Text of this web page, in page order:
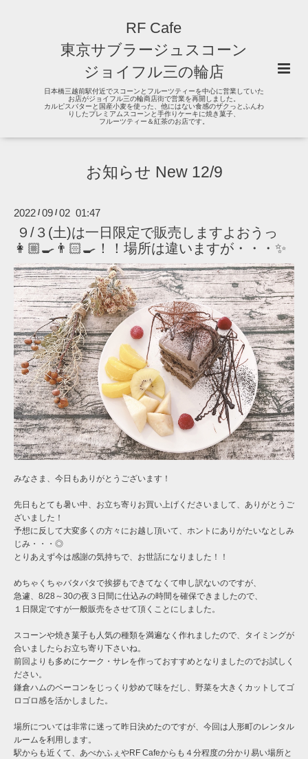
RF Cafe
東京サブラージュスコーン
ジョイフル三の輪店
日本橋三越前駅付近でスコーンとフルーツティーを中心に営業していた
お店がジョイフル三の輪商店街で営業を再開しました。
カルピスバターと国産小麦を使った、他にはない食感のザクっとふんわ
りしたプレミアムスコーンと手作りケーキに焼き菓子、
フルーツティー＆紅茶のお店です。
お知らせ New 12/9
2022 / 09 / 02 01:47
９/３(土)は一日限定で販売しますよおうっ
👩🏼‍🍳👨🏻‍🍳！！場所は違いますが・・・✨
みなさま、今日もありがとうございます！
先日もとても暑い中、お立ち寄りお買い上げくださいまして、ありがとうご
ざいました！
予想に反して大変多くの方々にお越し頂いて、ホントにありがたいなとしみ
じみ・・・◎
とりあえず今は感謝の気持ちで、お世話になりました！！
めちゃくちゃバタバタで挨拶もできてなくて申し訳ないのですが、
急遽、8/28～30の夜３日間に仕込みの時間を確保できましたので、
１日限定ですが一般販売をさせて頂くことにしました。
スコーンや焼き菓子も人気の種類を満遍なく作れましたので、タイミングが
合いましたらお立ち寄り下さいね。
前回よりも多めにケーク・サレを作っておすすめとなりましたのでお試しく
ださい。
鎌倉ハムのベーコンをじっくり炒めて味をだし、野菜を大きくカットしてゴ
ロゴロ感を活かしました。
場所については非常に迷って昨日決めたのですが、今回は人形町のレンタル
ルームを利用します。
駅からも近くて、あべかふぇやRF Cafeからも４分程度の分かり易い場所と